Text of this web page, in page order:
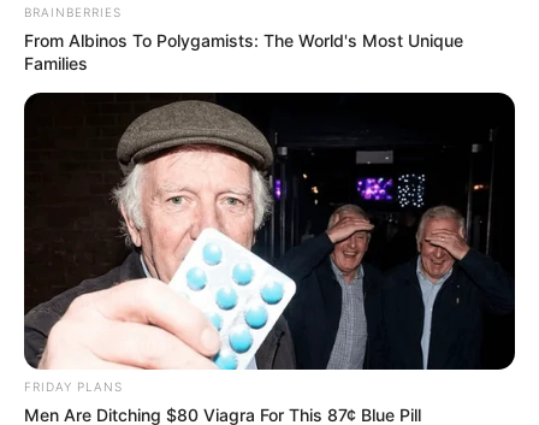
BRAINBERRIES
From Albinos To Polygamists: The World's Most Unique
Families
FRIDAY PLANS
Men Are Ditching $80 Viagra For This 87¢ Blue Pill